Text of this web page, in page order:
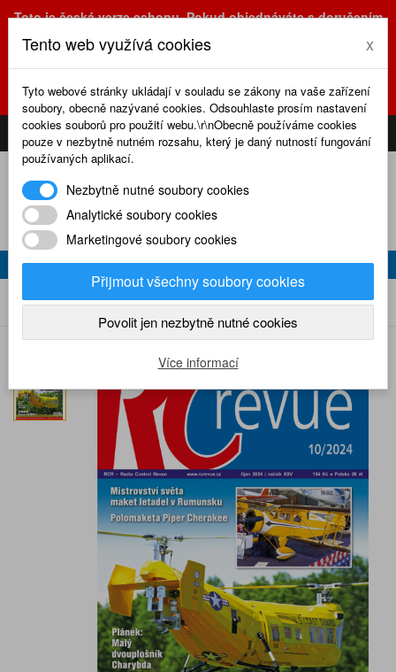
Toto je česká verze eshopu. Pokud objednáváte s doručením
(sk.eshop.rcrevue.cz - kliknutím na slovenskou vlajku)
POZOR ZMĚNA : výdejní místo a kancelář jsou nyní na adrese
Olšanská 3, Praha 3, tel. (+420) 222 723 388, 774 777 794.
CS
SK PŘIHLÁSIT KOŠÍK
RC REVUE 10/2024
Home Naše časopisy RC revue 2024 RC revue 10/2024
Tento web využívá cookies x
Tyto webové stránky ukládají v souladu se zákony na vaše zařízení
soubory, obecně nazývané cookies. Odsouhlaste prosím nastavení
cookies souborů pro použití webu.\r\nObecně používáme cookies
pouze v nezbytně nutném rozsahu, který je daný nutností fungování
používaných aplikací.
Nezbytně nutné soubory cookies
Analytické soubory cookies
Marketingové soubory cookies
Přijmout všechny soubory cookies
Povolit jen nezbytně nutné cookies
Více informací